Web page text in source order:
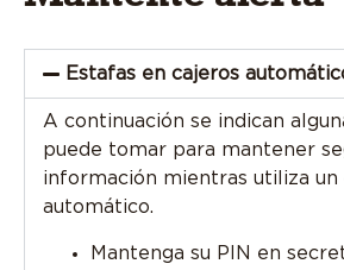
Estafas en cajeros
A continuación se indican
puede tomar para mantener
información mientras utiliza un
automático.
Mantenga su PIN en